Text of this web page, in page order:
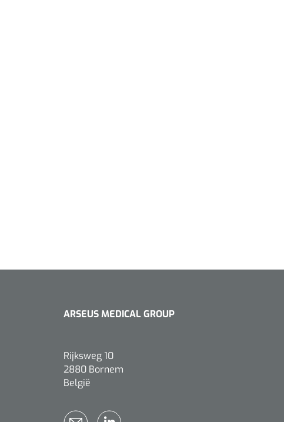
ARSEUS MEDICAL GROUP
Rijksweg 10
2880 Bornem
België